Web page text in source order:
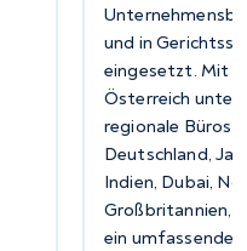
und in
eingesetzt. Mit
Österreich
regionale Büros
Deutschland,
Indien, Dubai,
Großbritannien,
ein